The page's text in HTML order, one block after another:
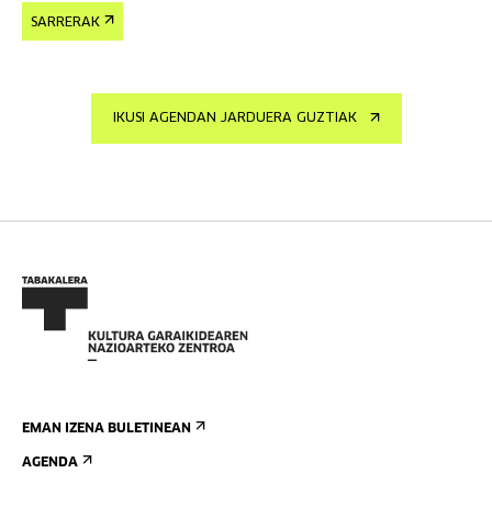
SARRERAK
IKUSI AGENDAN JARDUERA GUZTIAK
EMAN IZENA BULETINEAN
AGENDA